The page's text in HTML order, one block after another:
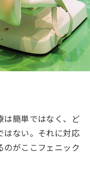
は簡単ではなく、ど
はない。それに対応
のがここフェニック